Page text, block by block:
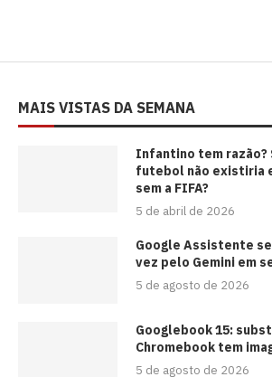
MAIS VISTAS DA SEMANA
⁠Infantino tem razão?
futebol não existiria
sem a FIFA?
5 de abril de 2026
Google Assistente
vez pelo Gemini em
5 de agosto de 2026
Googlebook 15:
Chromebook tem
5 de agosto de 2026